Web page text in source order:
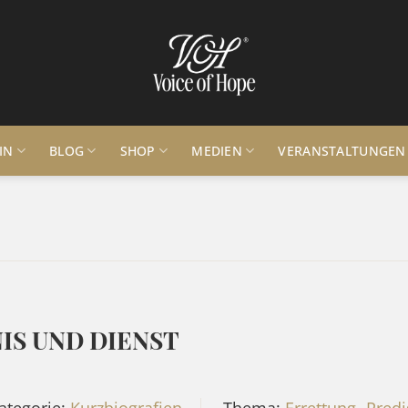
BLOG SHOP MEDIEN VERANSTALTUNGEN
UND DIENST